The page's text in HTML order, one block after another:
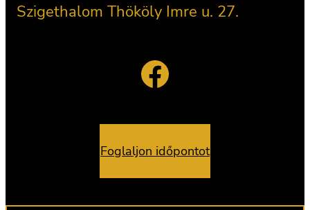
Szigethalom Thököly Imre u. 27.
Facebook
Foglaljon időpontot